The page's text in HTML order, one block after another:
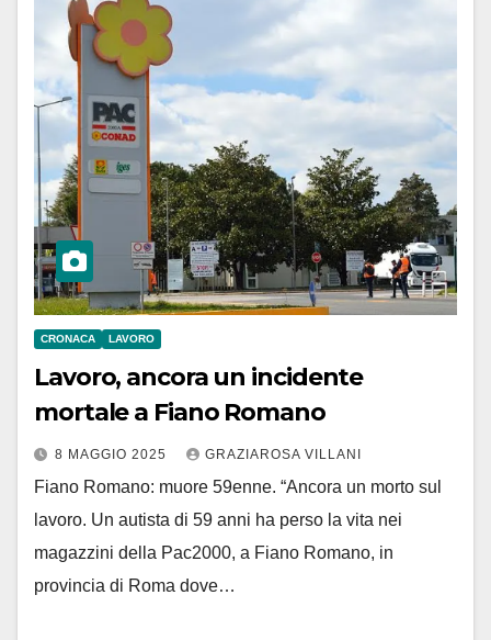
CRONACA LAVORO
Lavoro, ancora un incidente
mortale a Fiano Romano
8 MAGGIO 2025 GRAZIAROSA VILLANI
Fiano Romano: muore 59enne. “Ancora un morto sul
lavoro. Un autista di 59 anni ha perso la vita nei
magazzini della Pac2000, a Fiano Romano, in
provincia di Roma dove…